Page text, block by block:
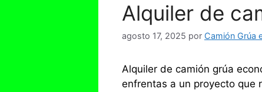
Alquiler de
agosto 17, 2025 por Camión Grúa
Alquiler de camión grúa
enfrentas a un proyecto que